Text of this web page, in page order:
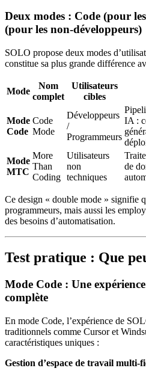
Deux modes : Code (pour
(pour les non-développeurs)
SOLO propose deux modes
constitue sa plus grande différence
Mode
Nom
complet
Utilisateurs
cibles
Mode
Code
Code
Mode
Développeurs
/
Programmeurs
IA :
Mode
MTC
More
Than
Coding
Utilisateurs
non
techniques
de
Ce design « double mode » signifie
programmeurs, mais aussi les
des besoins d’automatisation.
Test pratique : Que
Mode Code : Une
complète
En mode Code, l’expérience de
traditionnels comme Cursor et
caractéristiques uniques :
Gestion d’espace de travail multi-